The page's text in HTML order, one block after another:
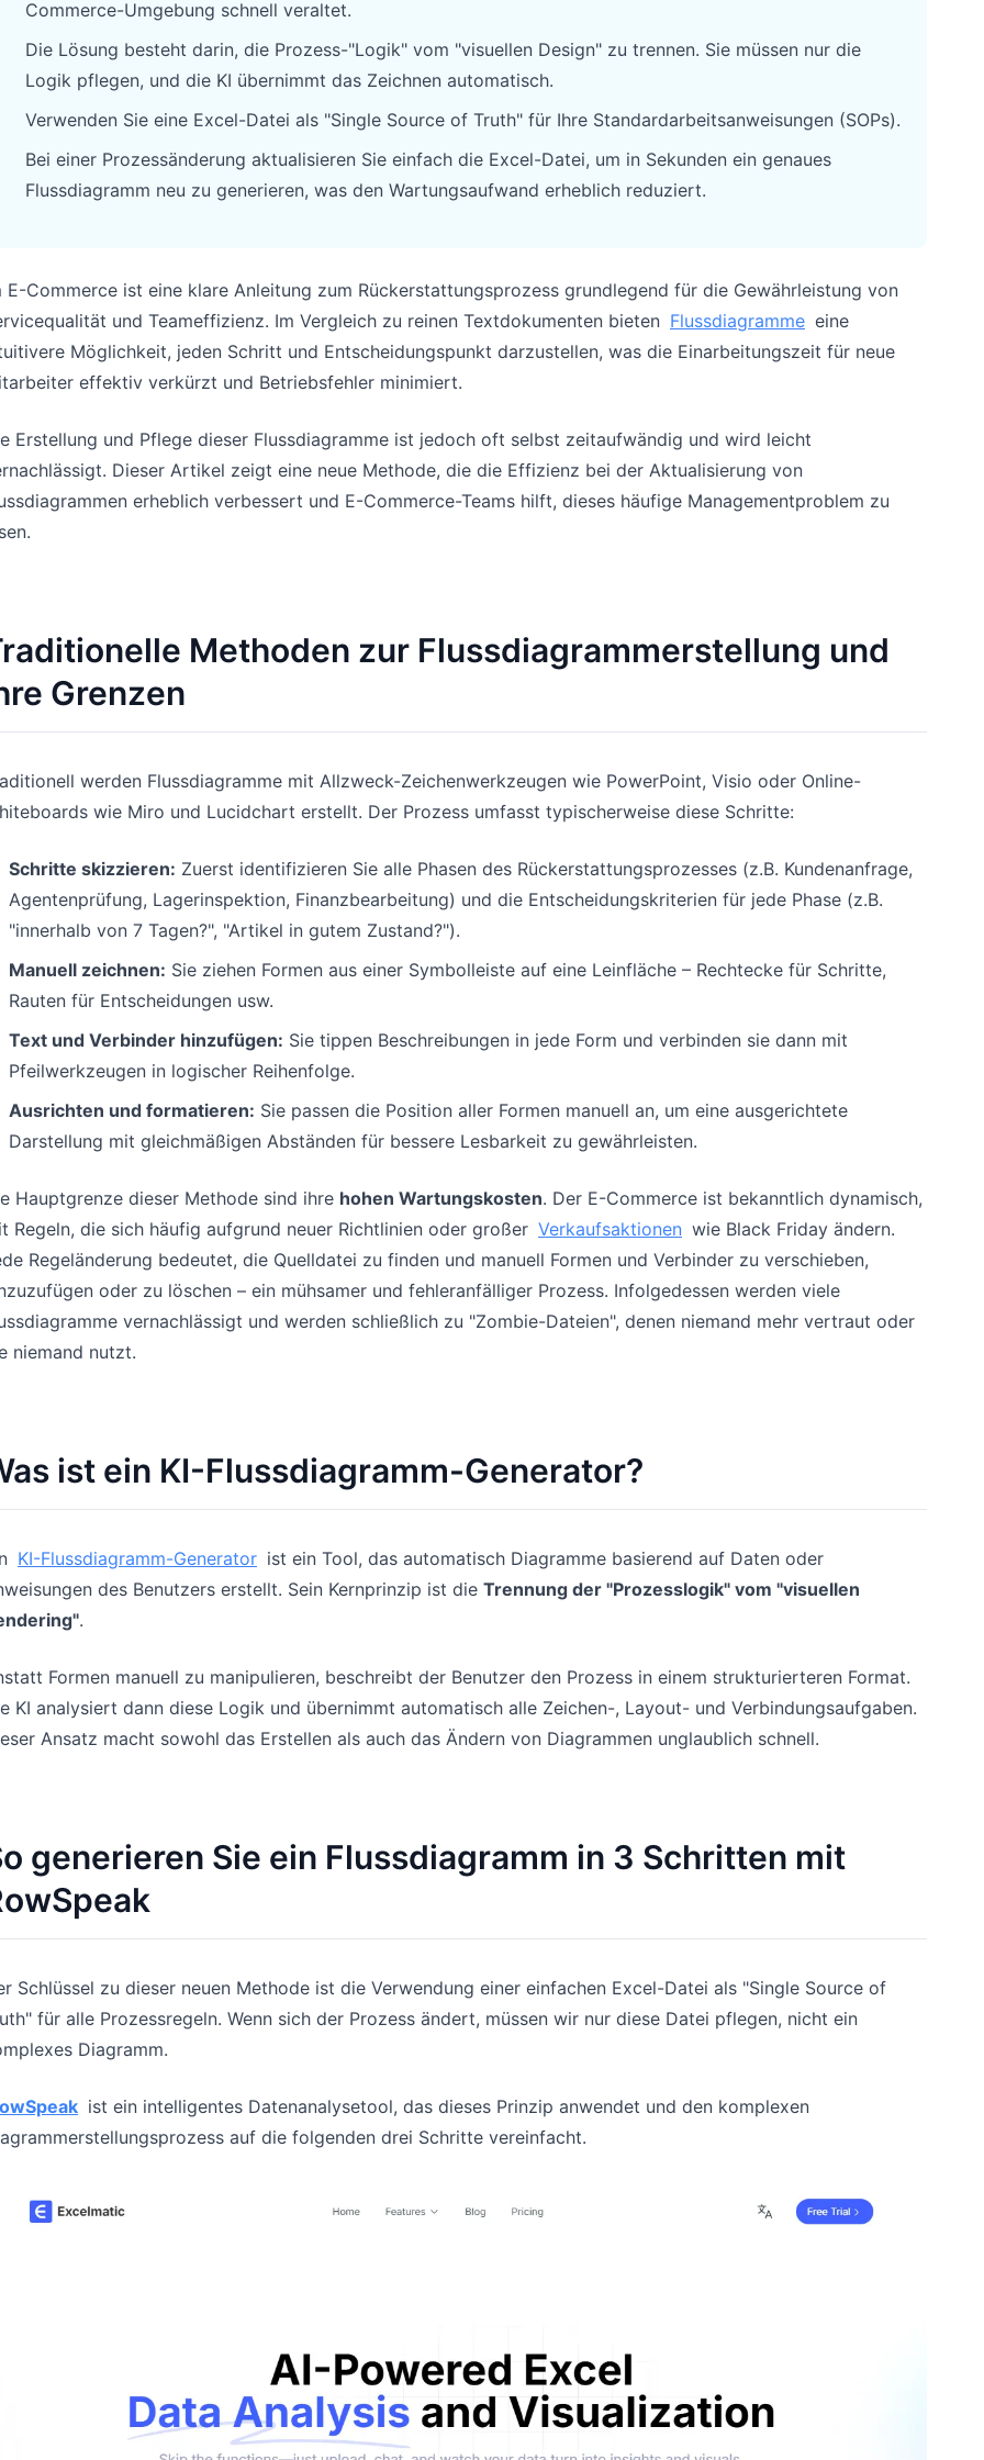
Pipelines, Ziele, Forecasts und Umsatz
nachverfolgen.
Meilensteine, Verantwortliche,
Lieferung und Status verwalten.
Nützliche Prompts für Analyse,
Reporting und Bereinigung.
Diskutieren, Fragen stellen und von
anderen Nutzern lernen.
Commerce-Umgebung schnell veraltet.
Die Lösung besteht darin, die Prozess-"Logik" vom "visuellen Design" zu trennen. Sie müssen nur die
Logik pflegen, und die KI übernimmt das Zeichnen automatisch.
Verwenden Sie eine Excel-Datei als "Single Source of Truth" für Ihre Standardarbeitsanweisungen (SOPs).
Bei einer Prozessänderung aktualisieren Sie einfach die Excel-Datei, um in Sekunden ein genaues
Flussdiagramm neu zu generieren, was den Wartungsaufwand erheblich reduziert.
E-Commerce ist eine klare Anleitung zum Rückerstattungsprozess grundlegend für die Gewährleistung von
und Teameffizienz. Im Vergleich zu reinen Textdokumenten bieten Flussdiagramme eine
Möglichkeit, jeden Schritt und Entscheidungspunkt darzustellen, was die Einarbeitungszeit für neue
effektiv verkürzt und Betriebsfehler minimiert.
Erstellung und Pflege dieser Flussdiagramme ist jedoch oft selbst zeitaufwändig und wird leicht
Dieser Artikel zeigt eine neue Methode, die die Effizienz bei der Aktualisierung von
erheblich verbessert und E-Commerce-Teams hilft, dieses häufige Managementproblem zu
Methoden zur Flussdiagrammerstellung und
Grenzen
werden Flussdiagramme mit Allzweck-Zeichenwerkzeugen wie PowerPoint, Visio oder Online-
wie Miro und Lucidchart erstellt. Der Prozess umfasst typischerweise diese Schritte:
Schritte skizzieren: Zuerst identifizieren Sie alle Phasen des Rückerstattungsprozesses (z.B. Kundenanfrage,
Agentenprüfung, Lagerinspektion, Finanzbearbeitung) und die Entscheidungskriterien für jede Phase (z.B.
"innerhalb von 7 Tagen?", "Artikel in gutem Zustand?").
Manuell zeichnen: Sie ziehen Formen aus einer Symbolleiste auf eine Leinfläche – Rechtecke für Schritte,
Rauten für Entscheidungen usw.
Text und Verbinder hinzufügen: Sie tippen Beschreibungen in jede Form und verbinden sie dann mit
Pfeilwerkzeugen in logischer Reihenfolge.
Ausrichten und formatieren: Sie passen die Position aller Formen manuell an, um eine ausgerichtete
Darstellung mit gleichmäßigen Abständen für bessere Lesbarkeit zu gewährleisten.
Hauptgrenze dieser Methode sind ihre hohen Wartungskosten. Der E-Commerce ist bekanntlich dynamisch,
Regeln, die sich häufig aufgrund neuer Richtlinien oder großer Verkaufsaktionen wie Black Friday ändern.
Regeländerung bedeutet, die Quelldatei zu finden und manuell Formen und Verbinder zu verschieben,
oder zu löschen – ein mühsamer und fehleranfälliger Prozess. Infolgedessen werden viele
vernachlässigt und werden schließlich zu "Zombie-Dateien", denen niemand mehr vertraut oder
niemand nutzt.
ist ein KI-Flussdiagramm-Generator?
KI-Flussdiagramm-Generator ist ein Tool, das automatisch Diagramme basierend auf Daten oder
des Benutzers erstellt. Sein Kernprinzip ist die Trennung der "Prozesslogik" vom "visuellen
.
Formen manuell zu manipulieren, beschreibt der Benutzer den Prozess in einem strukturierteren Format.
KI analysiert dann diese Logik und übernimmt automatisch alle Zeichen-, Layout- und Verbindungsaufgaben.
Ansatz macht sowohl das Erstellen als auch das Ändern von Diagrammen unglaublich schnell.
generieren Sie ein Flussdiagramm in 3 Schritten mit
Schlüssel zu dieser neuen Methode ist die Verwendung einer einfachen Excel-Datei als "Single Source of
für alle Prozessregeln. Wenn sich der Prozess ändert, müssen wir nur diese Datei pflegen, nicht ein
Diagramm.
ist ein intelligentes Datenanalysetool, das dieses Prinzip anwendet und den komplexen
auf die folgenden drei Schritte vereinfacht.